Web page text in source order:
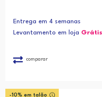
Entrega em 4 semanas
Levantamento em loja
comparar
-10% em talão